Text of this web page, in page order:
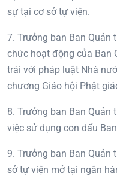
sự tại cơ sở tự viện.
7. Trưởng ban Ban Quản
chức hoạt động của Ban
trái với pháp luật Nhà
chương Giáo hội Phật
8. Trưởng ban Ban Quản
việc sử dụng con dấu
9. Trưởng ban Ban
sở tự viện mở tại ngân